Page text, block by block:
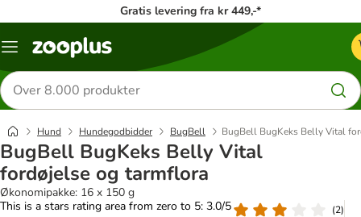
Gratis levering fra kr 449,-*
Menu
Søg
efter
produkter
Hund Hundegodbidder BugBell BugBell BugKeks Belly Vital
BugBell BugKeks Belly Vital
fordøjelse og tarmflora
Økonomipakke: 16 x 150 g
This is a stars rating area from zero to 5: 3.0/5
(2)